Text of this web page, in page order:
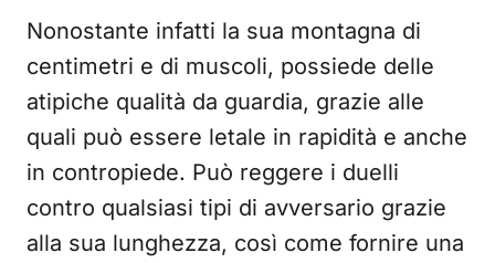
Nonostante infatti la sua montagna di
centimetri e di muscoli, possiede delle
atipiche qualità da guardia, grazie alle
quali può essere letale in rapidità e anche
in contropiede. Può reggere i duelli
contro qualsiasi tipi di avversario grazie
alla sua lunghezza, così come fornire una